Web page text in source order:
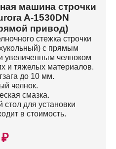
машина строчки
A-1530DN
привод)
стежка строчки
с прямым
увеличенным челноком
и тяжелых материалов.
до 10 мм.
челнок.
смазка.
для установки
в стоимость.